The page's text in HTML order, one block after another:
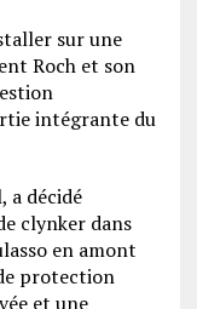
sur une
Roch et son
intégrante du
a décidé
clynker dans
en amont
protection
et une